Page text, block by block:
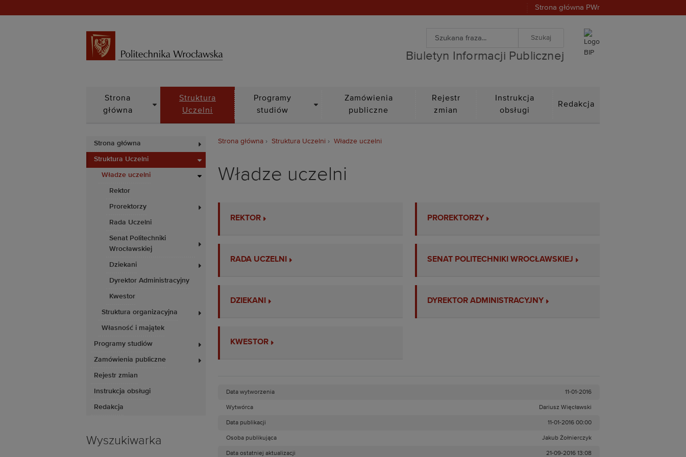
Strona główna PWr
Biuletyn Informacji Publicznej
Wyszukiwarka
Wyszukiwanie zaawansowane
Biuletyn Informacji Publicznej
Strona
główna
Struktura
Uczelni
Programy
studiów
Zamówienia
publiczne
Rejestr
zmian
Instrukcja
obsługi
Redakcja
Strona główna
Struktura Uczelni
Władze uczelni
Rektor
Prorektorzy
Rada Uczelni
Senat Politechniki
Wrocławskiej
Dziekani
Dyrektor Administracyjny
Kwestor
Struktura organizacyjna
Własność i majątek
Programy studiów
Zamówienia publiczne
Rejestr zmian
Instrukcja obsługi
Redakcja
Wyszukiwarka
Strona główna Struktura Uczelni Władze uczelni
Władze uczelni
REKTOR PROREKTORZY
RADA UCZELNI SENAT POLITECHNIKI WROCŁAWSKIEJ
DZIEKANI DYREKTOR ADMINISTRACYJNY
KWESTOR
Data wytworzenia 11-01-2016
Wytwórca Dariusz Więcławski
Data publikacji 11-01-2016 00:00
Osoba publikująca Jakub Żołnierczyk
Data ostatniej aktualizacji 21-09-2016 13:08